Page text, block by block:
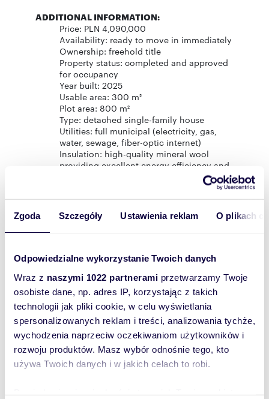
Zgoda Szczegóły Ustawienia reklam O plikach
Odpowiedzialne wykorzystanie Twoich danych
Wraz z naszymi 1022 partnerami przetwarzamy Twoje
osobiste dane, np. adres IP, korzystając z takich
technologii jak pliki cookie, w celu wyświetlania
spersonalizowanych reklam i treści, analizowania tychże,
wychodzenia naprzeciw oczekiwaniom użytkowników i
rozwoju produktów. Masz wybór odnośnie tego, kto
używa Twoich danych i w jakich celach to robi.
ADDITIONAL INFORMATION:
Price: PLN 4,090,000
Availability: ready to move in immediately
Ownership: freehold title
Property status: completed and approved
for occupancy
Year built: 2025
Usable area: 300 m²
Plot area: 800 m²
Type: detached single-family house
Utilities: full municipal (electricity, gas,
water, sewage, fiber-optic internet)
Insulation: high-quality mineral wool
providing excellent energy efficiency and
Surroundings: low-rise residential area
with contemporary single-family homes
LOCATION:
prestigious and green part of the town
residences
Excellent connection to Warsaw – approx.
20 minutes to the city center
Close to international schools,
restaurants, shops, and walking areas
IN OUR OPINION:
This property is a perfect choice for those
surrounded by nature, yet within easy reach of